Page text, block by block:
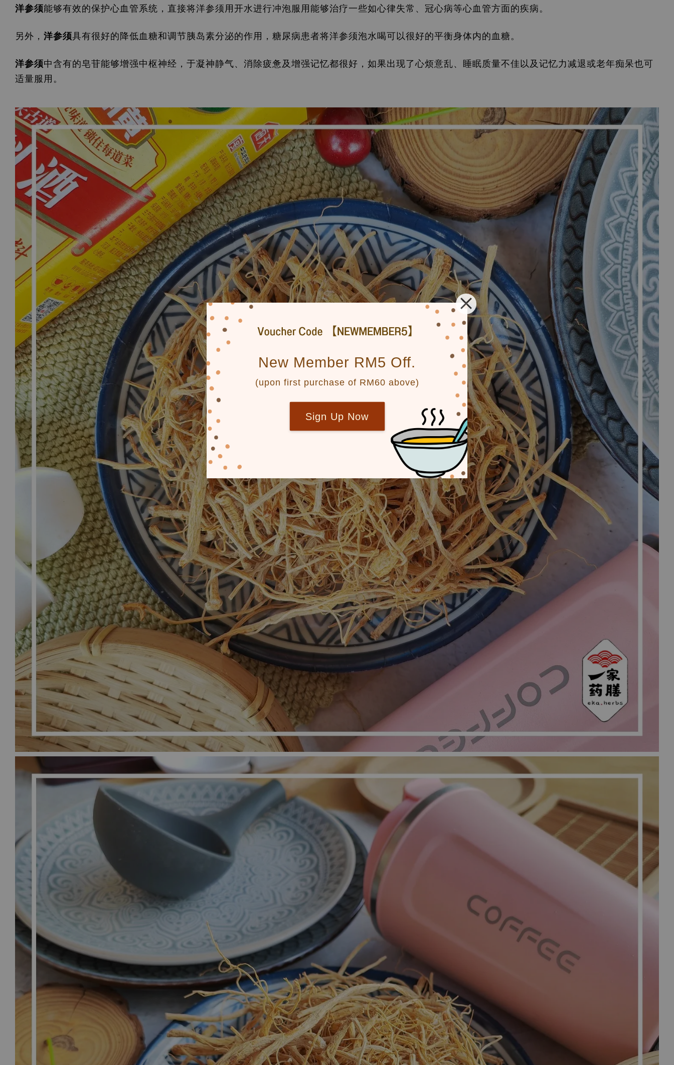
New Member RM5 Off.
(upon first purchase of RM60 above)
Sign Up Now
洋参须能够有效的保护心血管系统，直接将洋参须用开水进行冲泡服用能够治疗一些如心律失常、冠心病等心血管方面的疾病。
另外， 洋参须具有很好的降低血糖和调节胰岛素分泌的作用，糖尿病患者将洋参须泡水喝可以很好的平衡身体内的血糖。
洋参须中含有的皂苷能够增强中枢神经，于凝神静气、消除疲惫及增强记忆都很好， 如果出现了心烦意乱、睡眠质量不佳以及记忆力减退或老年痴呆也可
适量服用。